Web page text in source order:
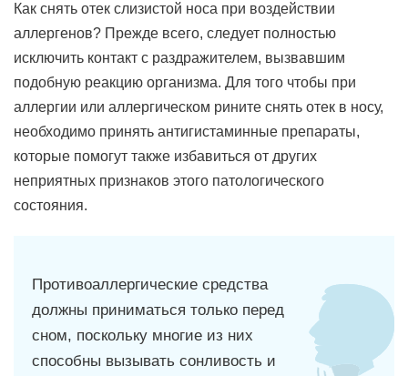
Как снять отек слизистой носа при воздействии
аллергенов? Прежде всего, следует полностью
исключить контакт с раздражителем, вызвавшим
подобную реакцию организма. Для того чтобы при
аллергии или аллергическом рините снять отек в носу,
необходимо принять антигистаминные препараты,
которые помогут также избавиться от других
неприятных признаков этого патологического
состояния.
Противоаллергические средства
должны приниматься только перед
сном, поскольку многие из них
способны вызывать сонливость и